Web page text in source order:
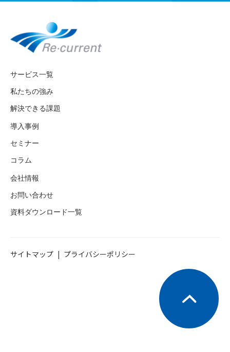
サービス一覧
私たちの強み
解決できる課題
導入事例
セミナー
コラム
会社情報
お問い合わせ
資料ダウンロード一覧
サイトマップ プライバシーポリシー